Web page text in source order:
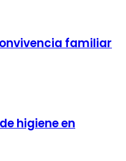
familiar
higiene en